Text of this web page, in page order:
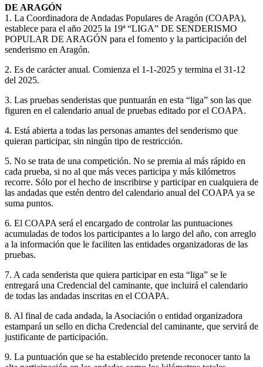
DE ARAGÓN
1. La Coordinadora de Andadas Populares de Aragón (COAPA),
establece para el año 2025 la 19ª “LIGA” DE SENDERISMO
POPULAR DE ARAGÓN para el fomento y la participación del
senderismo en Aragón.
2. Es de carácter anual. Comienza el 1-1-2025 y termina el 31-12
del 2025.
3. Las pruebas senderistas que puntuarán en esta “liga” son las que
figuren en el calendario anual de pruebas editado por el COAPA.
4. Está abierta a todas las personas amantes del senderismo que
quieran participar, sin ningún tipo de restricción.
5. No se trata de una competición. No se premia al más rápido en
cada prueba, si no al que más veces participa y más kilómetros
recorre. Sólo por el hecho de inscribirse y participar en cualquiera de
las andadas que estén dentro del calendario anual del COAPA ya se
suma puntos.
6. El COAPA será el encargado de controlar las puntuaciones
acumuladas de todos los participantes a lo largo del año, con arreglo
a la información que le faciliten las entidades organizadoras de las
pruebas.
7. A cada senderista que quiera participar en esta “liga” se le
entregará una Credencial del caminante, que incluirá el calendario
de todas las andadas inscritas en el COAPA.
8. Al final de cada andada, la Asociación o entidad organizadora
estampará un sello en dicha Credencial del caminante, que servirá de
justificante de participación.
9. La puntuación que se ha establecido pretende reconocer tanto la